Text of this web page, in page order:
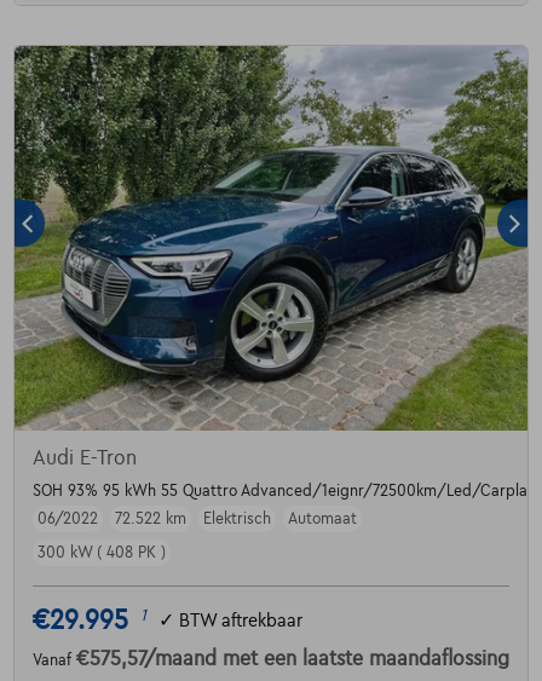
Audi E-Tron
SOH 93% 95 kWh 55 Quattro Advanced/1eignr/72500km/Led/
06/2022
72.522 km Elektrisch
Automaat
300 kW ( 408 PK )
€29.995 1 ✓ BTW aftrekbaar
Vanaf €575,57/maand met een laatste maandaflossing